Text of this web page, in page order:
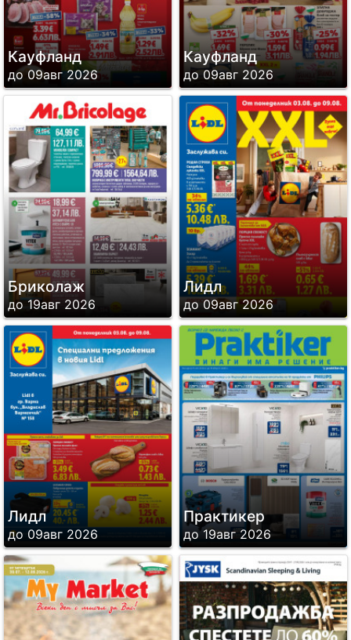
Кауфланд
до 09авг 2026
Кауфланд
до 09авг 2026
Бриколаж
до 19авг 2026
Лидл
до 09авг 2026
Лидл
до 09авг 2026
Практикер
до 19авг 2026